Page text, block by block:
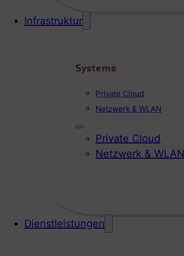
Infrastruktur
Systeme
Private Cloud
Netzwerk & WLAN
Private Cloud
Netzwerk & WLAN
Dienstleistungen